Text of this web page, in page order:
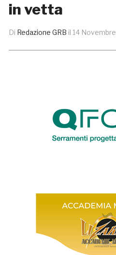
in vetta
Di Redazione GRB il 14 Novembre